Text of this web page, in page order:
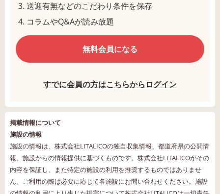
送迎有無などのこだわり条件を保存
コラムやQ&Aが読み放題
無料会員になる
すでに会員の方はこちらからログイン
掲載情報について
施設の情報
施設の情報は、株式会社LITALICOの独自収集情報、都道府県の公開情
報、施設からの情報提供に基づくものです。株式会社LITALICOがその
内容を保証し、また特定の施設の利用を推奨するものではありませ
ん。ご利用の際は必要に応じて各施設にお問い合わせください。施設